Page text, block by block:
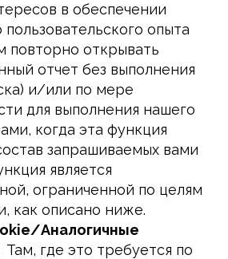
в обеспечении
опыта
повторно открывать
отчет без выполнения
и/или по мере
для выполнения нашего
когда эта функция
запрашиваемых вами
является
ограниченной по целям
как описано ниже.
Аналогичные
Там, где это требуется по